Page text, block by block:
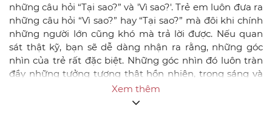
những câu hỏi “Tại sao?” và 'Vì sao?'. Trẻ em luôn đưa ra
những câu hỏi “Vì sao?” hay “Tại sao?” mà đôi khi chính
những người lớn cũng khó mà trả lời được. Nếu quan
sát thật kỹ, bạn sẽ dễ dàng nhận ra rằng, những góc
nhìn của trẻ rất đặc biệt. Những góc nhìn đó luôn tràn
đầy những tưởng tượng thật hồn nhiên, trong sáng và
thể hiện một sự tò mò rất lớn của trẻ. Quả thực, những
câu hỏi 'Tại sao?' và 'Vì sao?' của trẻ hoàn toàn không
Xem thêm